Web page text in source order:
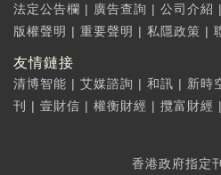
法定公告欄 | 廣告查詢 | 公司介紹 |
版權聲明 | 重要聲明 | 私隱政策 |
友情鏈接
清博智能 | 艾媒諮詢 | 和訊 | 新時
刊
| 壹財信 | 權衡財經 | 攬富財經 |
香港政府指定